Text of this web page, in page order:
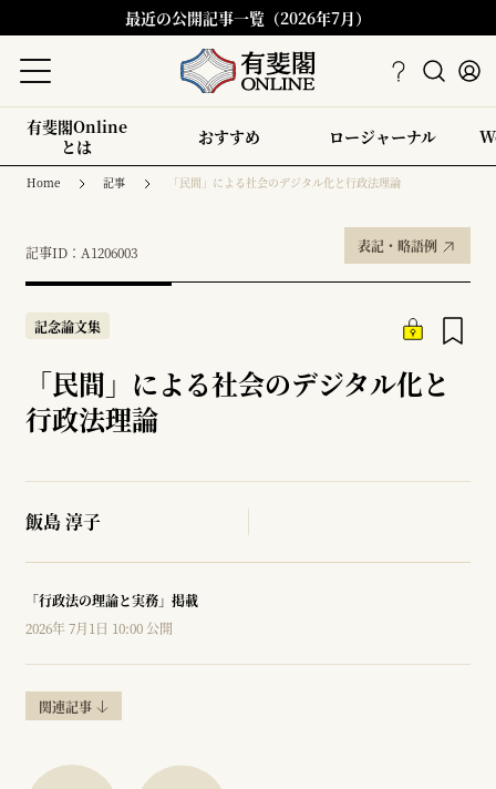
最近の公開記事一覧（2026年7月）
有斐閣Online
とは
おすすめ ロージャーナル
Home 記事 「民間」による社会のデジタル化と行政法理論
記事ID：A1206003 表記・略語例
記念論文集
「民間」による社会のデジタル化と
行政法理論
飯島 淳子
「行政法の理論と実務」掲載
2026年 7月1日 10:00 公開
関連記事